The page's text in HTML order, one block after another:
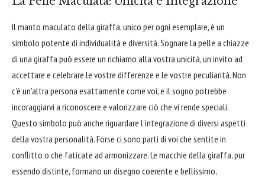
Il manto maculato della giraffa, unico per ogni esemplare, è un
simbolo potente di individualità e diversità. Sognare la pelle a chiazze
di una giraffa può essere un richiamo alla vostra unicità, un invito ad
accettare e celebrare le vostre differenze e le vostre peculiarità. Non
c'è un'altra persona esattamente come voi, e il sogno potrebbe
incoraggiarvi a riconoscere e valorizzare ciò che vi rende speciali.
Questo simbolo può anche riguardare l'integrazione di diversi aspetti
della vostra personalità. Forse ci sono parti di voi che sentite in
conflitto o che faticate ad armonizzare. Le macchie della giraffa, pur
essendo distinte, formano un disegno coerente e bellissimo,